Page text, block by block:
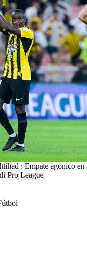
: Empate agónico en
Pro League